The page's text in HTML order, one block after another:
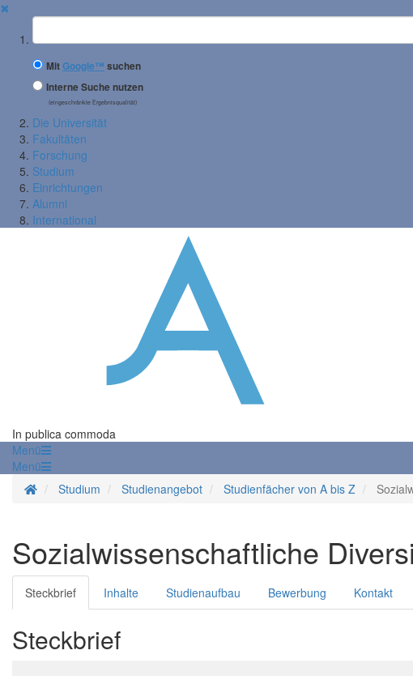
✖
Suchbegriff
MitGoogle™ suchen
Interne Suche nutzen
(eingeschränkte Ergebnisqualität)
Die Universität
Fakultäten
Forschung
Studium
Einrichtungen
Alumni
International
In publica commoda
Menü
Menü
Startseite
Studium Studienangebot Studienfächer von A bis Z
Sozialwissenschaftliche
Steckbrief Inhalte Studienaufbau Bewerbung Kontakt
Steckbrief